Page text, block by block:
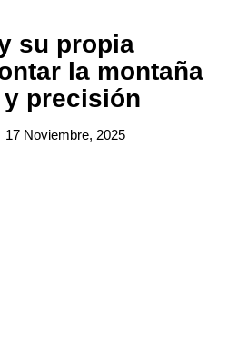
su propia
la montaña
precisión
17 Noviembre, 2025